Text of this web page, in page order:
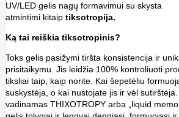
UV/LED gelis nagų formavimui su skysta
atmintimi kitaip tiksotropija.
Ką tai reiškia tiksotropinis?
Toks gelis pasižymi tiršta konsistencija ir
prisitaikymu. Jis leidžia 100% kontroliuoti
tiksliai taip, kaip norite. Kai šepetėliu
suskystėja, o kai nustojate jis ir vėl
vadinamas THIXOTROPY arba „liquid